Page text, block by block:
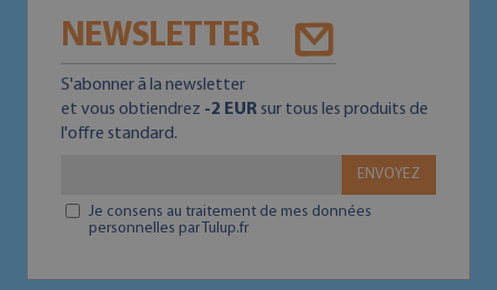
NEWSLETTER
S'abonner ā la newsletter
et vous obtiendrez -2 EUR sur tous les produits de
l'offre standard.
ENVOYEZ
Je consens au traitement de mes données
personnelles par Tulup.fr